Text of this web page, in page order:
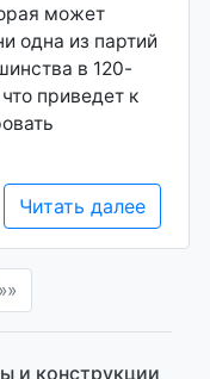
может
одна из партий
в 120-
приведет к
Читать далее
»»
и конструкции